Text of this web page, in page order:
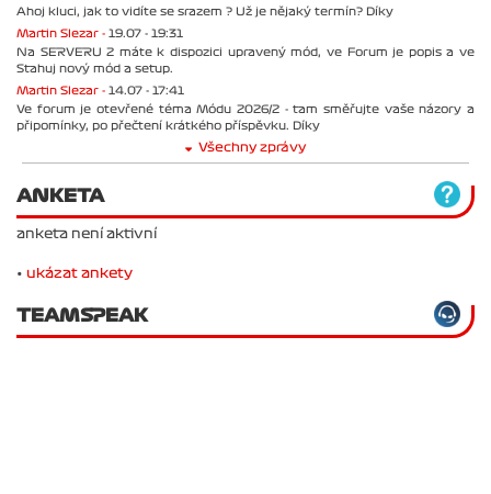
Ahoj kluci, jak to vidíte se srazem ? Už je nějaký termín? Díky
Martin Slezar - 19.07 - 19:31
Na SERVERU 2 máte k dispozici upravený mód, ve Forum je popis a ve
Stahuj nový mód a setup.
Martin Slezar - 14.07 - 17:41
Ve forum je otevřené téma Módu 2026/2 - tam směřujte vaše názory a
připomínky, po přečtení krátkého příspěvku. Díky
Všechny zprávy
ANKETA
anketa není aktivní
• ukázat ankety
TEAMSPEAK